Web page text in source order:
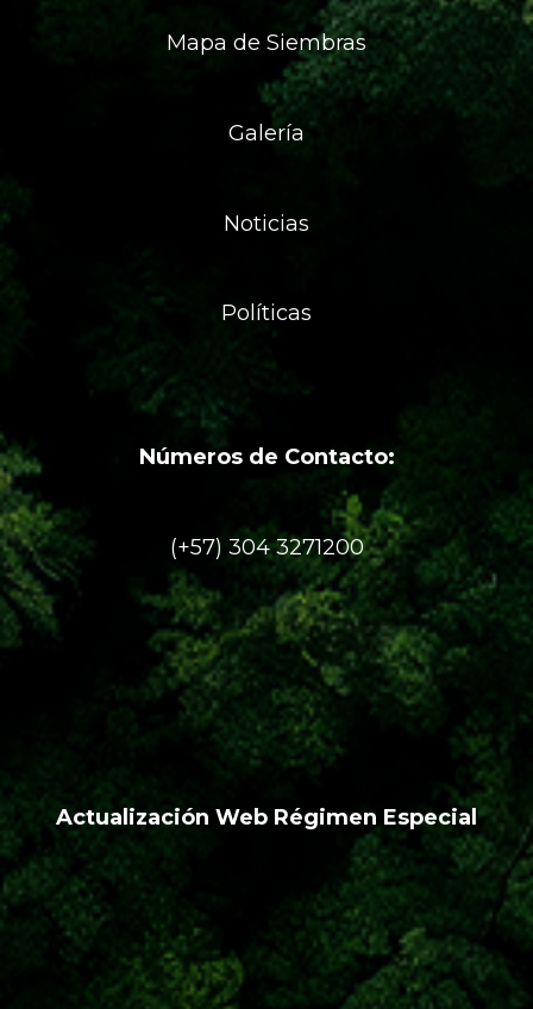
Mapa de Siembras
Galería
Noticias
Políticas
Números de Contacto:
(+57) 304 3271200
Actualización Web Régimen Especial